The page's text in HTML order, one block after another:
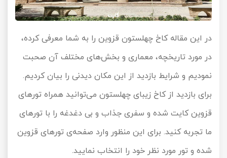
در این مقاله کاخ چهلستون قزوین را به شما معرفی کرده،
در مورد تاریخچه، معماری و بخش‌های مختلف آن صحبت
نمودیم و شرایط بازدید از این مکان دیدنی را بیان کردیم.
برای بازدید از کاخ زیبای چهلستون می‌توانید همراه تورهای
قزوین کایت شده و سفری جذاب و بی دغدغه را با تورهای
ما تجربه کنید. برای این منظور وارد صفحه‌ی تورهای قزوین
شده و تور مورد نظر خود را انتخاب نمایید.